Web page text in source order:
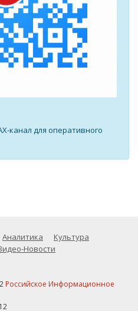
канал для оперативного
Аналитика
Культура
Новости
Российское Информационное